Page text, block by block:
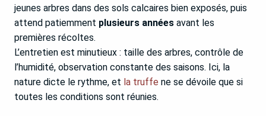
jeunes arbres dans des sols calcaires bien exposés, puis
attend patiemment plusieurs années avant les
premières récoltes.
L’entretien est minutieux : taille des arbres, contrôle de
l’humidité, observation constante des saisons. Ici, la
nature dicte le rythme, et la truffe ne se dévoile que si
toutes les conditions sont réunies.